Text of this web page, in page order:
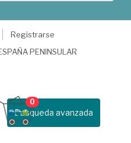
Registrarse
PENINSULAR
Busqueda avanzada
0